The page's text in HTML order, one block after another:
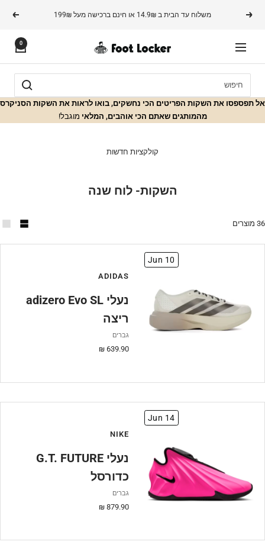
לתוכןהקודם משלוח עד הבית ב 14.9₪ או חינם ברכישה מעל 199₪ הבא
0 FOOTLOCKER ניווט
אל תפספסו את השקות הפריטים הכי נחשקים, בואו לראות את השקות הסניקרס
מהמותגים שאתם הכי אוהבים, המלאי מוגבל!
קולקציות חדשות
השקות- לוח שנה
36 מוצרים
Jun 10
ADIDAS
adizero Evo SL נעלי
ריצה
גברים
מחיר
639.90 ₪
Jun 14
NIKE
G.T. FUTURE נעלי
כדורסל
גברים
מחיר
879.90 ₪